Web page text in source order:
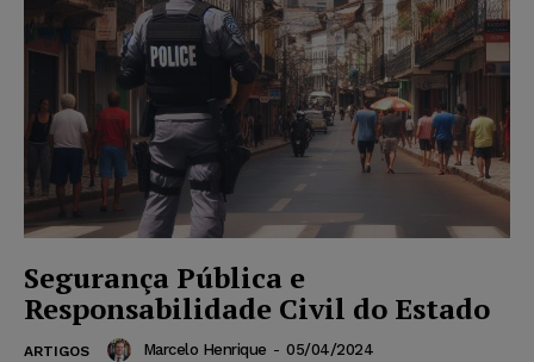
Segurança Pública e
Responsabilidade Civil do Estado
ARTIGOS Marcelo Henrique - 05/04/2024